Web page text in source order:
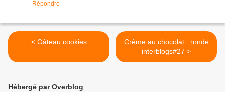
Répondre
< Gâteau cookies
Crème au chocolat...ronde
interblogs#27 >
Hébergé par Overblog